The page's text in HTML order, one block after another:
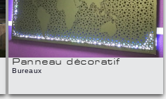
Panneau décoratif
Bureaux